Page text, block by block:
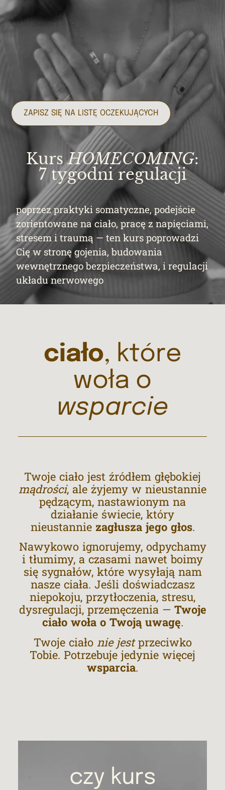
ZAPISZ SIĘ NA LISTĘ OCZEKUJĄCYCH
KursHOMECOMING:
7 tygodni regulacji
poprzez praktyki somatyczne, podejście
zorientowane na ciało, pracę z napięciami,
stresem i traumą — ten kurs poprowadzi
Cię w stronę gojenia, budowania
wewnętrznego bezpieczeństwa, i regulacji
układu nerwowego
ciało, które
woła o
wsparcie
Twoje ciało jest źródłem głębokiej
mądrości, ale żyjemy w nieustannie
pędzącym, nastawionym na
działanie świecie, który
nieustannie zagłusza jego głos.
Nawykowo ignorujemy, odpychamy
i tłumimy, a czasami nawet boimy
się sygnałów, które wysyłają nam
nasze ciała. Jeśli doświadczasz
niepokoju, przytłoczenia, stresu,
dysregulacji, przemęczenia — Twoje
ciało woła o Twoją uwagę.
Twoje ciało nie jestprzeciwko
Tobie. Potrzebuje jedynie więcej
wsparcia.
czy kurs